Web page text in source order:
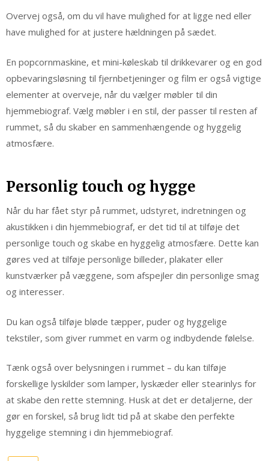
Overvej også, om du vil have mulighed for at ligge ned eller
have mulighed for at justere hældningen på sædet.
En popcornmaskine, et mini-køleskab til drikkevarer og en god
opbevaringsløsning til fjernbetjeninger og film er også vigtige
elementer at overveje, når du vælger møbler til din
hjemmebiograf. Vælg møbler i en stil, der passer til resten af
rummet, så du skaber en sammenhængende og hyggelig
atmosfære.
Personlig touch og hygge
Når du har fået styr på rummet, udstyret, indretningen og
akustikken i din hjemmebiograf, er det tid til at tilføje det
personlige touch og skabe en hyggelig atmosfære. Dette kan
gøres ved at tilføje personlige billeder, plakater eller
kunstværker på væggene, som afspejler din personlige smag
og interesser.
Du kan også tilføje bløde tæpper, puder og hyggelige
tekstiler, som giver rummet en varm og indbydende følelse.
Tænk også over belysningen i rummet – du kan tilføje
forskellige lyskilder som lamper, lyskæder eller stearinlys for
at skabe den rette stemning. Husk at det er detaljerne, der
gør en forskel, så brug lidt tid på at skabe den perfekte
hyggelige stemning i din hjemmebiograf.